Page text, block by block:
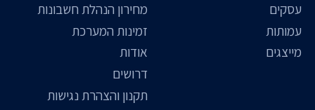
מחירון הנהלת חשבונות
זמינות המערכת
אודות
דרושים
תקנון והצהרת נגישות
עסקים
עמותות
מייצגים